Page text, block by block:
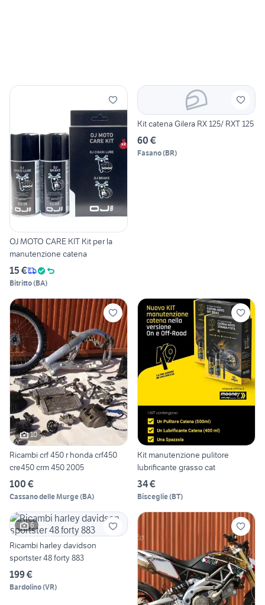
OJ MOTO CARE KIT Kit per la
manutenzione catena
15 €
Bitritto(BA)
Kit catena Gilera RX 125/ RXT 125
60 €
Fasano(BR)
10
Ricambi crf 450 r honda crf450
cre450 crm 450 2005
100 €
Cassano delle Murge(BA)
Kit manutenzione pulitore
lubrificante grasso cat
34 €
Bisceglie(BT)
6
Ricambi harley davidson
sportster 48 forty 883
199 €
Bardolino(VR)